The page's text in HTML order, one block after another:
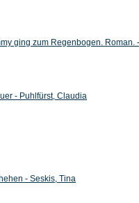
ging zum Regenbogen. Roman.
- Puhlfürst, Claudia
- Seskis, Tina